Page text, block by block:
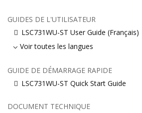
GUIDES DE L'UTILISATEUR
LSC731WU-ST User Guide (Français)
Voir toutes les langues
GUIDE DE DÉMARRAGE RAPIDE
LSC731WU-ST Quick Start Guide
DOCUMENT TECHNIQUE